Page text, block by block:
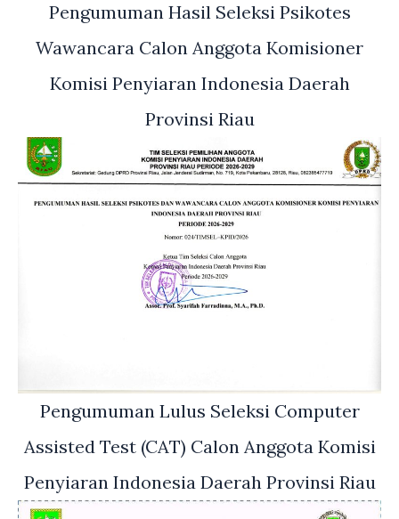
Pengumuman Hasil Seleksi Psikotes
Wawancara Calon Anggota Komisioner
Komisi Penyiaran Indonesia Daerah
Provinsi Riau
Pengumuman Lulus Seleksi Computer
Assisted Test (CAT) Calon Anggota Komisi
Penyiaran Indonesia Daerah Provinsi Riau